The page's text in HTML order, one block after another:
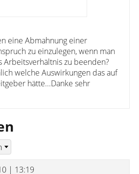
eine Abmahnung einer
zu einzulegen, wenn man
Arbeitsverhältnis zu beenden?
welche Auswirkungen das auf
hätte...Danke sehr
| 13:19